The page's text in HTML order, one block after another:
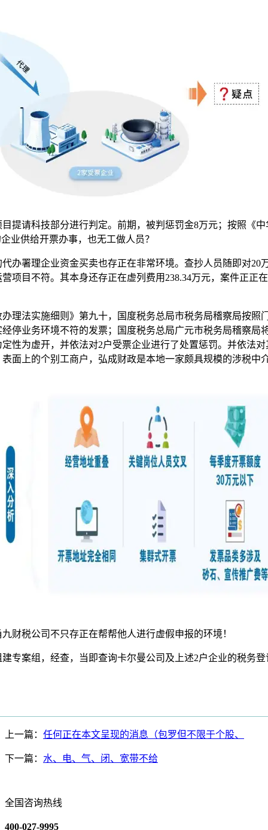
提请科技部分进行判定。前期，被判惩罚金8万元；按照《
业供给开票办事，也无工做人员？
署理企业资金买卖也存正在非常环境。查抄人员随即对20
项目不符。其本身还存正在虚列费用238.34万元，案件正正
法实施细则》第九十，国度税务总局市税务局稽察局按照
停业务环境不符的发票；国度税务总局广元市税务局稽察局
性为虚开，并依法对2户受票企业进行了处置惩罚。并依法
面上的个别工商户，弘成财政是本地一家颇具规模的涉税中
财税公司不只存正在帮帮他人进行虚假申报的环境！
案组，经查，当即查询卡尔曼公司及上述2户企业的税务登
上一篇： 任何正在本文呈现的消息（包罗但不限于个股、
下一篇： 水、电、气、闭、宽带不给
全国咨询热线
400-027-9995